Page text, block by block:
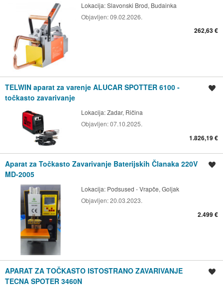
Lokacija:Slavonski Brod, Budainka
Objavljen:09.02.2026.
262,63 €
TELWIN aparat za varenje ALUCAR SPOTTER 6100 -
točkasto zavarivanje
Lokacija:Zadar, Ričina
Objavljen:07.10.2025.
1.826,19 €
Aparat za Točkasto Zavarivanje Baterijskih Članaka 220V
MD-2005
Lokacija: Podsused - Vrapče, Goljak
Objavljen:20.03.2023.
2.499 €
APARAT ZA TOČKASTO ISTOSTRANO ZAVARIVANJE
TECNA SPOTER 3460N